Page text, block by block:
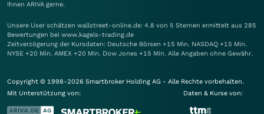
Ihnen ARIVA gerne.
Unsere User schätzen wallstreet-online.de: 4.8 von 5 Sternen ermittelt aus 285
Bewertungen bei www.kagels-trading.de
Zeitverzögerung der Kursdaten: Deutsche Börsen +15 Min. NASDAQ +15 Min.
NYSE +20 Min. AMEX +20 Min. Dow Jones +15 Min. Alle Angaben ohne Gewähr.
Copyright © 1998-2026 Smartbroker Holding AG - Alle Rechte vorbehalten.
Mit Unterstützung von:
Daten & Kurse von: